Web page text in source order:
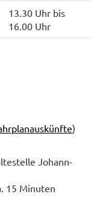
13.30 Uhr bis
16.00 Uhr
)
Johann-
15 Minuten